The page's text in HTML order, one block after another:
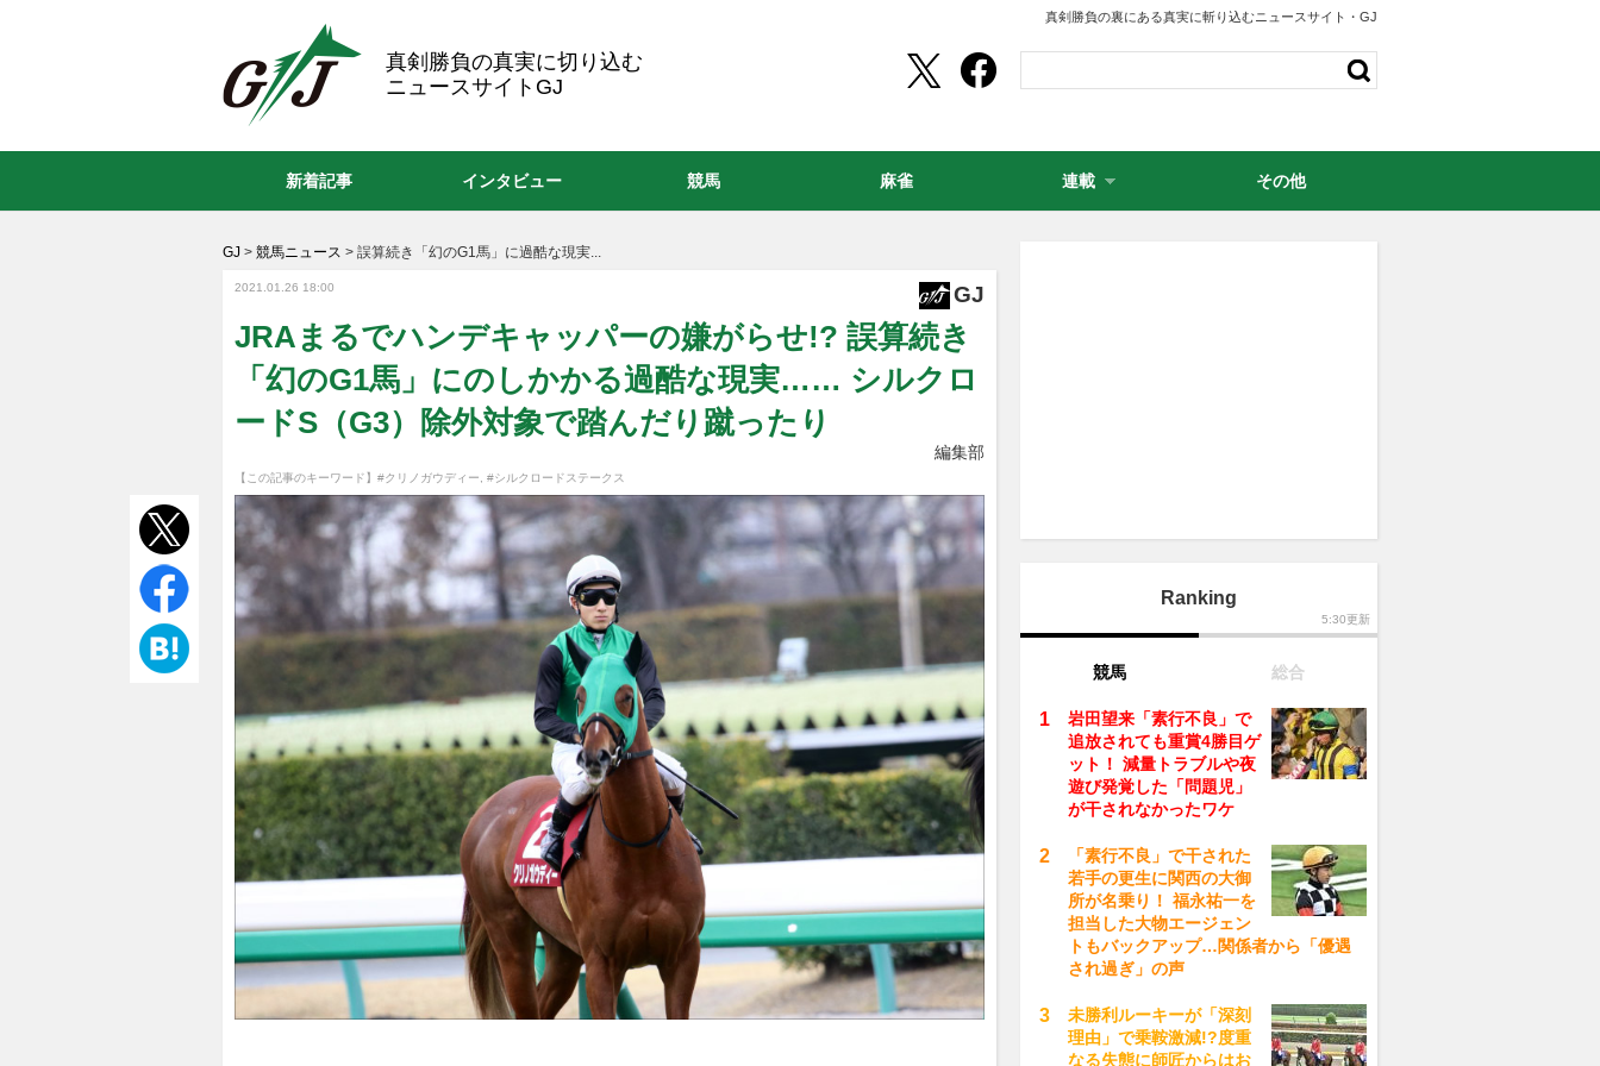
真剣勝負の裏にある真実に斬り込むニュースサイト・GJ
真剣勝負の真実に切り込む
ニュースサイトGJ
GJ > 競馬ニュース > 誤算続き「幻のG1馬」に過酷な現実...
2021.01.26 18:00 GJ
JRAまるでハンデキャッパーの嫌がらせ!? 誤算続き
「幻のG1馬」にのしかかる過酷な現実…… シルクロ
ードS（G3）除外対象で踏んだり蹴ったり
編集部
【この記事のキーワード】 #クリノガウディー #シルクロードステークス
Ranking
5:30更新
競馬 総合
岩田望来「素行不良」で
追放されても重賞4勝目ゲ
ット！ 減量トラブルや夜
遊び発覚した「問題児」
が干されなかったワケ
「素行不良」で干された
若手の更生に関西の大御
所が名乗り！ 福永祐一を
担当した大物エージェン
トもバックアップ…関係者から「優遇
され過ぎ」の声
未勝利ルーキーが「深刻
理由」で乗鞍激減!?度重
なる失態に師匠からはお
新着記事 インタビュー 競馬 麻雀 連載 その他